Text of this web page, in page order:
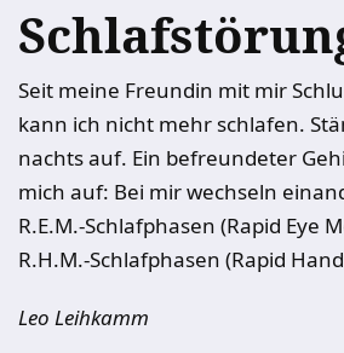
Seit meine Freundin mit mir
kann ich nicht mehr schlafen.
nachts auf. Ein befreundeter
mich auf: Bei mir wechseln
R.E.M.-Schlafphasen (Rapid Eye
R.H.M.-Schlafphasen (Rapid
Leo Leihkamm